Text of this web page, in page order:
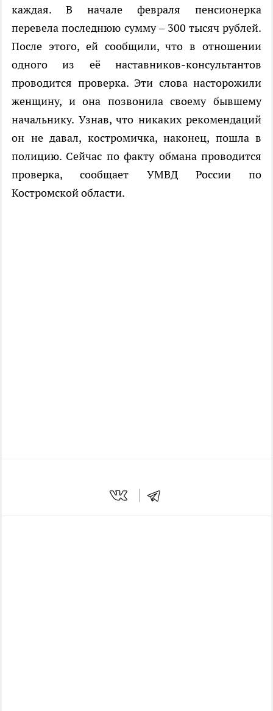
каждая. В начале февраля пенсионерка
перевела последнюю сумму – 300 тысяч рублей.
После этого, ей сообщили, что в отношении
одного из её наставников-консультантов
проводится проверка. Эти слова насторожили
женщину, и она позвонила своему бывшему
начальнику. Узнав, что никаких рекомендаций
он не давал, костромичка, наконец, пошла в
полицию. Сейчас по факту обмана проводится
проверка, сообщает УМВД России по
Костромской области.